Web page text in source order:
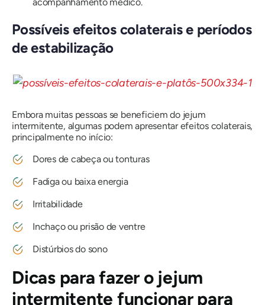
Possíveis efeitos colaterais e períodos
de estabilização
Embora muitas pessoas se beneficiem do jejum
intermitente, algumas podem apresentar efeitos colaterais,
principalmente no início:
Dores de cabeça ou tonturas
Fadiga ou baixa energia
Irritabilidade
Inchaço ou prisão de ventre
Distúrbios do sono
Dicas para fazer o jejum
intermitente funcionar para